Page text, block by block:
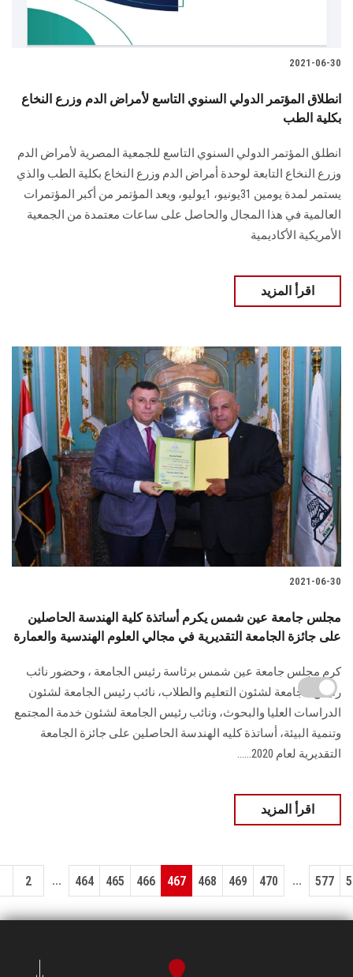
2021-06-30
انطلاق المؤتمر الدولي السنوي التاسع لأمراض الدم وزرع النخاع
بكلية الطب
انطلق المؤتمر الدولي السنوي التاسع للجمعية المصرية لأمراض الدم
وزرع النخاع التابعة لوحدة أمراض الدم وزرع النخاع بكلية الطب والذي
يستمر لمدة يومين 31يونيو، 1يوليو، ويعد المؤتمر من أكبر المؤتمرات
العالمية في هذا المجال والحاصل على ساعات معتمدة من الجمعية
الأمريكية الأكاديمية
اقرأ المزيد
2021-06-30
مجلس جامعة عين شمس يكرم أساتذة كلية الهندسة الحاصلين
على جائزة الجامعة التقديرية في مجالي العلوم الهندسية والعمارة
كرم مجلس جامعة عين شمس برئاسة رئيس الجامعة ، وحضور نائب
رئيس الجامعة لشئون التعليم والطلاب، نائب رئيس الجامعة لشئون
الدراسات العليا والبحوث، ونائب رئيس الجامعة لشئون خدمة المجتمع
وتنمية البيئة، أساتذة كليه الهندسة الحاصلين على جائزة الجامعة
التقديرية لعام 2020......
اقرأ المزيد
2 ... 464 465 466 467 468 469 470 ... 577